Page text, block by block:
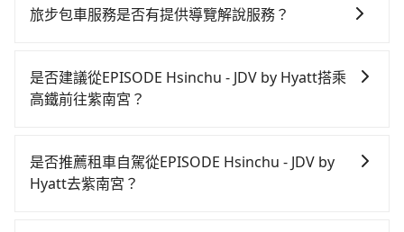
旅步包車服務是否有提供導覽解說服務？
需要導覽服務，可事先透過電子郵件
booking@tripool.app聯繫我們，將有專人協助回覆確
是否建議從EPISODE Hsinchu - JDV by Hyatt搭乘
高鐵前往紫南宮？
南宮，高鐵乘坐舒適、較貴、費時！不過從最早一班車
07:02到末班車21:47，新竹-彰化一天最多僅16班次，如
是否推薦租車自駕從EPISODE Hsinchu - JDV by
Hyatt去紫南宮？